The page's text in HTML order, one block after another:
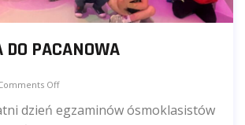
PACANOWA
Off
dzień egzaminów ósmoklasistów